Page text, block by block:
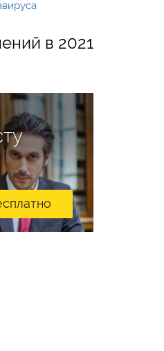
в 2021